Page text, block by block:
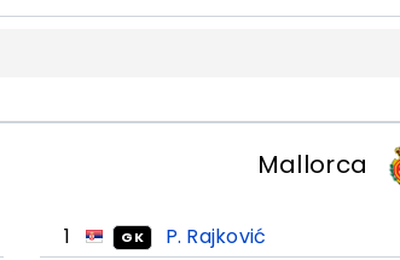
Mallorca
1 GK
P. Rajković